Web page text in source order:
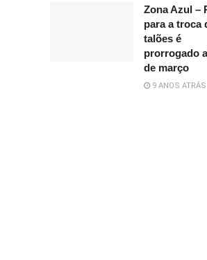
Zona Azul –
para a troca
talões é
prorrogado
de março
9 ANOS ATRÁS